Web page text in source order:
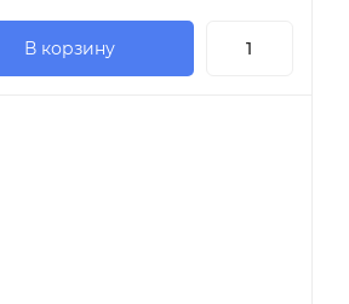
В корзину